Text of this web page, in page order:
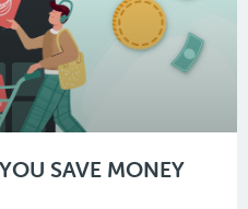
SAVE MONEY